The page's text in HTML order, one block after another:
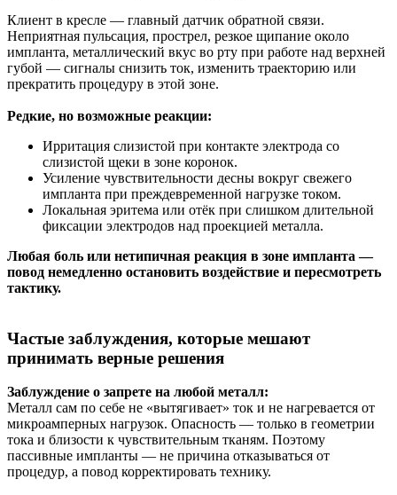
Клиент в кресле — главный датчик обратной связи.
Неприятная пульсация, прострел, резкое щипание около
импланта, металлический вкус во рту при работе над верхней
губой — сигналы снизить ток, изменить траекторию или
прекратить процедуру в этой зоне.
Редкие, но возможные реакции:
Ирритация слизистой при контакте электрода со
слизистой щеки в зоне коронок.
Усиление чувствительности десны вокруг свежего
импланта при преждевременной нагрузке током.
Локальная эритема или отёк при слишком длительной
фиксации электродов над проекцией металла.
Любая боль или нетипичная реакция в зоне импланта —
повод немедленно остановить воздействие и пересмотреть
тактику.
Частые заблуждения, которые мешают
принимать верные решения
Заблуждение о запрете на любой металл:
Металл сам по себе не «вытягивает» ток и не нагревается от
микроамперных нагрузок. Опасность — только в геометрии
тока и близости к чувствительным тканям. Поэтому
пассивные импланты — не причина отказываться от
процедур, а повод корректировать технику.